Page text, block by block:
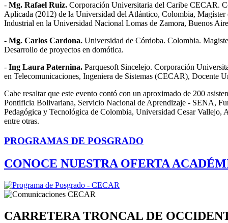
- Mg. Rafael Ruiz. Corporación Universitaria del Caribe CECAR.
Aplicada (2012) de la Universidad del Atlántico, Colombia,
Industrial en la Universidad Nacional Lomas de Zamora, Buenos
- Mg. Carlos Cardona. Universidad de Córdoba. Colombia.
Desarrollo de proyectos en domótica.
- Ing Laura Paternina. Parquesoft Sincelejo. Corporación
en Telecomunicaciones, Ingeniera de Sistemas (CECAR), Docente
Cabe resaltar que este evento contó con un aproximado de 200
Pontificia Bolivariana, Servicio Nacional de Aprendizaje - SENA,
Pedagógica y Tecnológica de Colombia, Universidad Cesar
entre otras.
PROGRAMAS DE POSGRADO
CONOCE NUESTRA OFERTA
CARRETERA TRONCAL DE